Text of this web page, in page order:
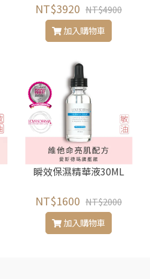
NT$3920 NT$4900
加入購物車
瞬效保濕精華液30ML
NT$1600 NT$2000
加入購物車